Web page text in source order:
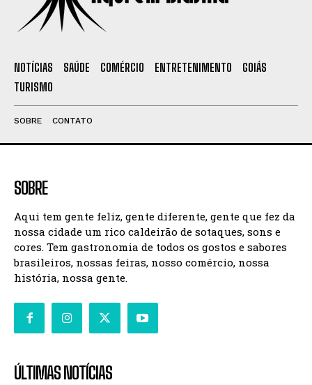
NOTÍCIAS SAÚDE COMÉRCIO ENTRETENIMENTO
GOIÁS
TURISMO
SOBRE CONTATO
SOBRE
Aqui tem gente feliz, gente diferente, gente que fez da
nossa cidade um rico caldeirão de sotaques, sons e
cores. Tem gastronomia de todos os gostos e sabores
brasileiros, nossas feiras, nosso comércio, nossa
história, nossa gente.
ÚLTIMAS NOTÍCIAS